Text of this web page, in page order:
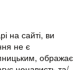
на сайті, ви
не є
ображає